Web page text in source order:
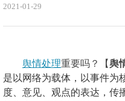
2021-01-29
舆情处理重要吗？ 【舆
是以网络为载体，以事件为
度、意见、观点的表达，传